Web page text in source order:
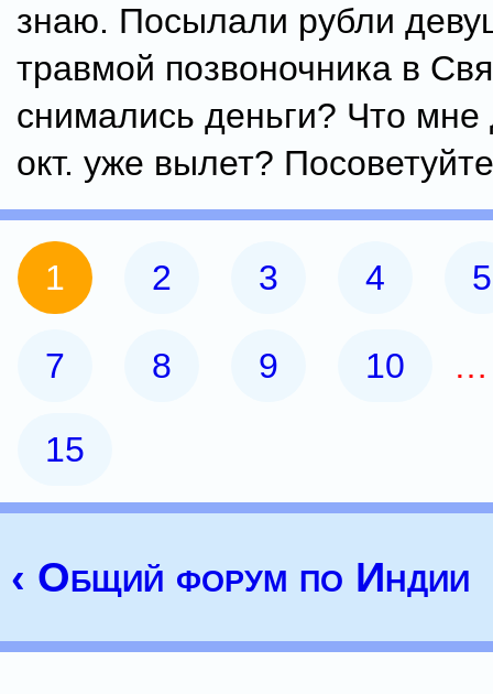
знаю. Посылали рубли
травмой позвоночника в
снимались деньги? Что мне
окт. уже вылет?
1 2 3 4 5
7 8 9 10
15
‹ Общий форум по Индии